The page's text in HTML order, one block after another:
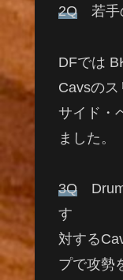
2Q 若手
DFでは
Cavsのス
サイド・
ました。
3Q
す
対する
プで攻勢